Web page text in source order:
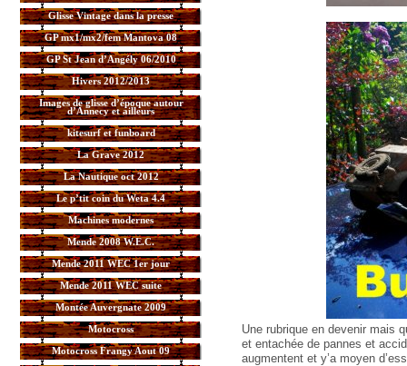
Glisse Vintage dans la presse
GP mx1/mx2/fem Mantova 08
GP St Jean d’Angély 06/2010
Hivers 2012/2013
Images de glisse d’époque autour
d’Annecy et ailleurs
kitesurf et funboard
La Grave 2012
La Nautique oct 2012
Le p’tit coin du Weta 4.4
Machines modernes
Mende 2008 W.E.C.
Mende 2011 WEC 1er jour
Mende 2011 WEC suite
Montée Auvergnate 2009
Motocross
Motocross Frangy Aout 09
Une rubrique en devenir mais
et entachée de pannes et
augmentent et y’a moyen